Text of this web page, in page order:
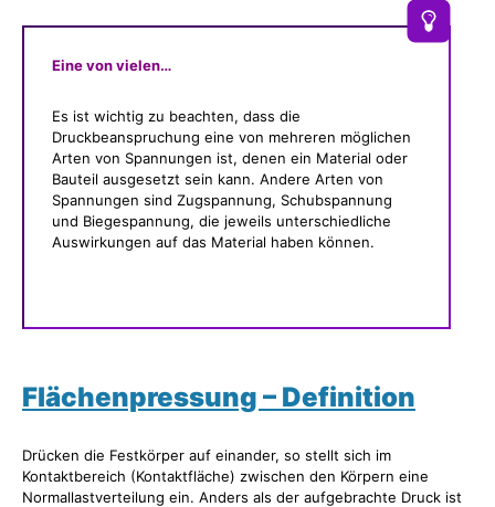
Eine von vielen…
Es ist wichtig zu beachten, dass die
Druckbeanspruchung eine von mehreren möglichen
Arten von Spannungen ist, denen ein Material oder
Bauteil ausgesetzt sein kann. Andere Arten von
Spannungen sind Zugspannung, Schubspannung
und Biegespannung, die jeweils unterschiedliche
Auswirkungen auf das Material haben können.
Flächenpressung – Definition
Drücken die Festkörper auf einander, so stellt sich im
Kontaktbereich (Kontaktfläche) zwischen den Körpern eine
Normallastverteilung ein. Anders als der aufgebrachte Druck ist